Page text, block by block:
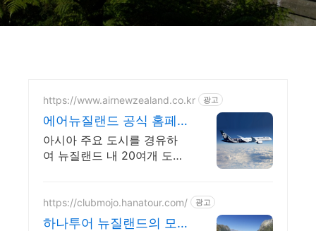
https://www.airnewzealand.co.kr 광고
에어뉴질랜드 공식 홈페
이지 항공권 예약 및 여행
정보
아시아 주요 도시를 경유하
여 뉴질랜드 내 20여개 도시
https://clubmojo.hanatour.com/ 광고
하나투어 뉴질랜드의 모